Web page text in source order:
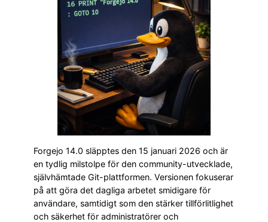
Forgejo 14.0 släpptes den 15 januari 2026 och är
en tydlig milstolpe för den community-utvecklade,
självhämtade Git-plattformen. Versionen fokuserar
på att göra det dagliga arbetet smidigare för
användare, samtidigt som den stärker tillförlitlighet
och säkerhet för administratörer och